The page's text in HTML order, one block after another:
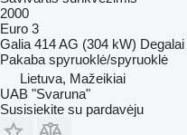
2000
Euro 3
Galia 414 AG (304 kW) Degalai
Pakaba spyruoklė/spyruoklė
Lietuva, Mažeikiai
UAB "Svaruna"
Susisiekite su pardavėju